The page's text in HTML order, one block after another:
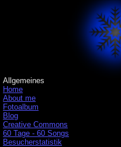
Allgemeines
Home
About me
Fotoalbum
Blog
Creative Commons
60 Tage - 60 Songs
Besucherstatistik